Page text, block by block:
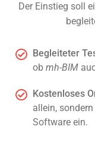
Der Einstieg soll
Begleiteter
obmh-BIM
Kostenloses
allein,
Software ein.